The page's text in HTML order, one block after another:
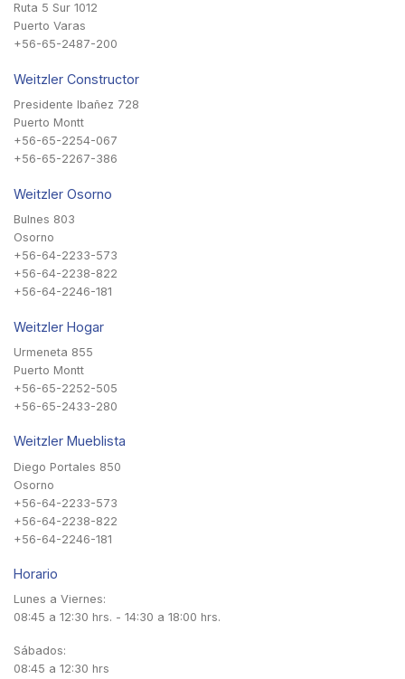
Ruta 5 Sur 1012
Puerto Varas
+56-65-2487-200
Weitzler Constructor
Presidente Ibañez 728
Puerto Montt
+56-65-2254-067
+56-65-2267-386
Weitzler Osorno
Bulnes 803
Osorno
+56-64-2233-573
+56-64-2238-822
+56-64-2246-181
Weitzler Hogar
Urmeneta 855
Puerto Montt
+56-65-2252-505
+56-65-2433-280
Weitzler Mueblista
Diego Portales 850
Osorno
+56-64-2233-573
+56-64-2238-822
+56-64-2246-181
Horario
Lunes a Viernes:
08:45 a 12:30 hrs. - 14:30 a 18:00 hrs.
Sábados:
08:45 a 12:30 hrs